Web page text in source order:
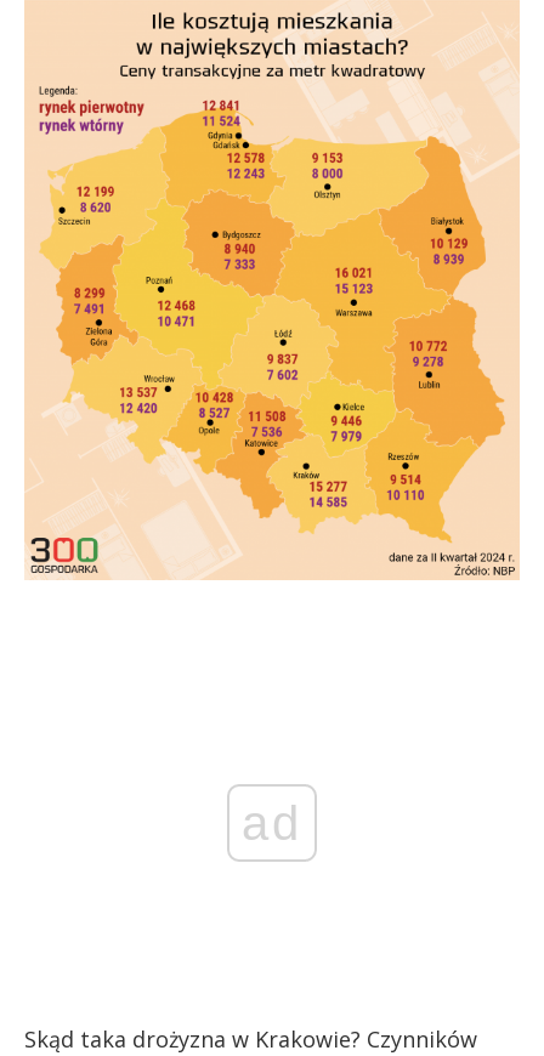
ad
Skąd taka drożyzna w Krakowie? Czynników